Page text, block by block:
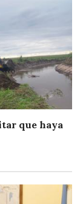
que haya